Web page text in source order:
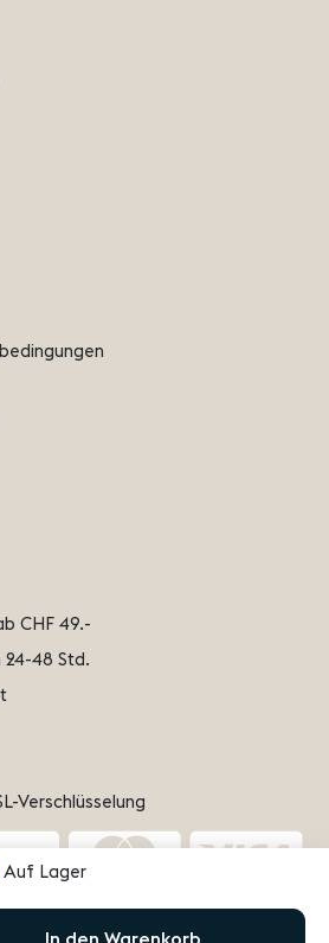
Auf Lager
In den Warenkorb
CHF 49.-
24-48 Std.
Verschlüsselung